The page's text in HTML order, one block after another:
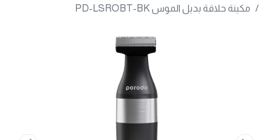
مكينة حلاقة بديل الموس PD-LSROBT-BK